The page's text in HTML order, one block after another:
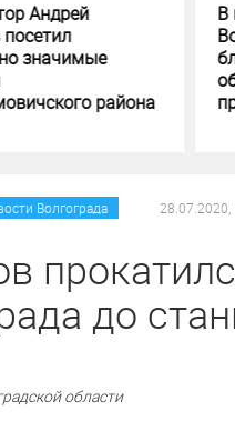
В малых городах
Волгоградской области
благоустраивают
пространства
Волгограда 28.07.2020,
до
области